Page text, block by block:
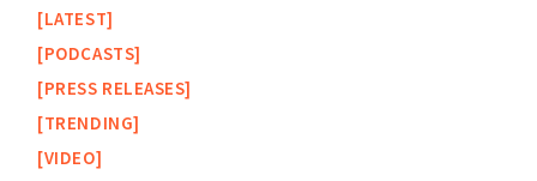
LATEST
PODCASTS
PRESS RELEASES
TRENDING
VIDEO